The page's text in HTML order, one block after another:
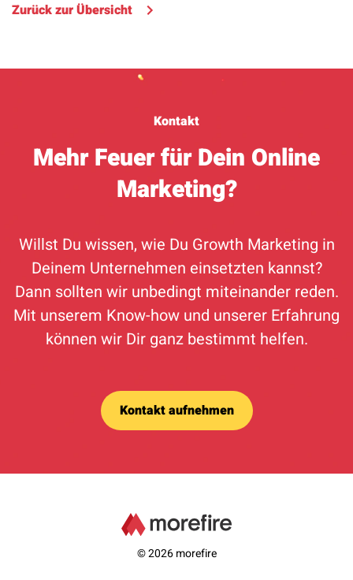
Zurück zur Übersicht
Kontakt
Mehr Feuer für Dein Online
Marketing?
Willst Du wissen, wie Du Growth Marketing in
Deinem Unternehmen einsetzten kannst?
Dann sollten wir unbedingt miteinander reden.
Mit unserem Know-how und unserer Erfahrung
können wir Dir ganz bestimmt helfen.
Kontakt aufnehmen
© 2026 morefire